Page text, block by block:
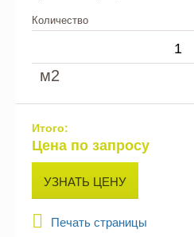
Количество
м2
Итого:
Цена по запросу
УЗНАТЬ ЦЕНУ
Печать страницы